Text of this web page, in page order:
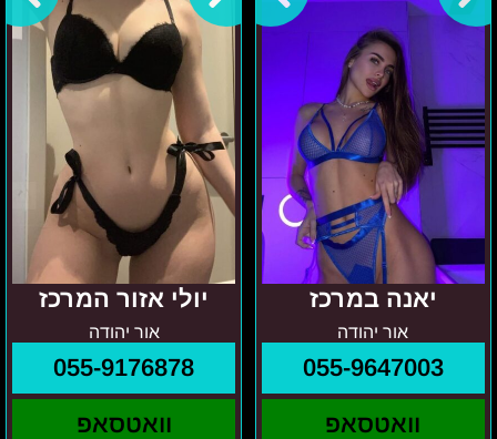
יאנה במרכז
אור יהודה
055-9647003
וואטסאפ
יולי אזור המרכז
אור יהודה
055-9176878
וואטסאפ